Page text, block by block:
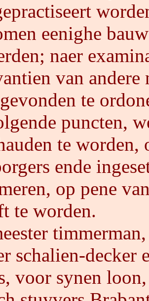
eenighe
naer
van
te
puncten,
te worden,
ende
op pene
te worden.
schalien-decker
voor synen